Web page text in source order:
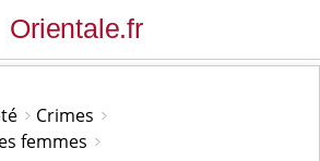
Crimes
femmes